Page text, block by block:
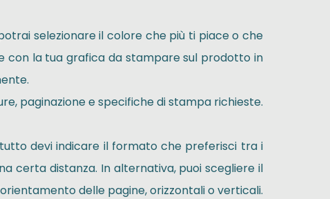
selezionare il colore che più ti piace o che
con la tua grafica da stampare sul prodotto in
paginazione e specifiche di stampa richieste.
devi indicare il formato che preferisci tra i
certa distanza. In alternativa, puoi scegliere il
delle pagine, orizzontali o verticali.